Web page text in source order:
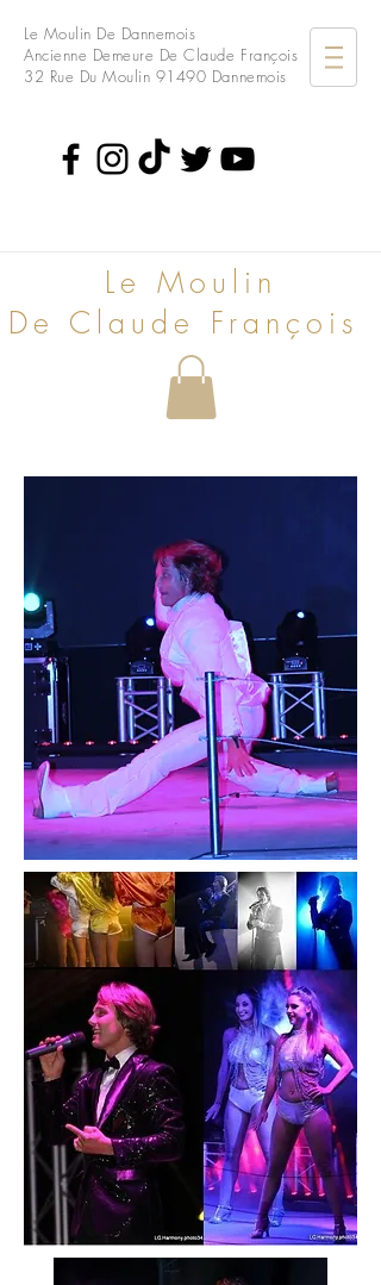
Le Moulin De Dannemois
Ancienne Demeure De Claude François
32 Rue Du Moulin 91490 Dannemois
Le Moulin
De Claude François